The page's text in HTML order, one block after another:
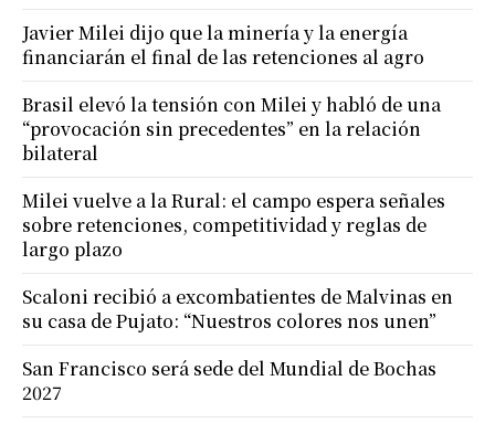
Javier Milei dijo que la minería y la energía
financiarán el final de las retenciones al agro
Brasil elevó la tensión con Milei y habló de una
“provocación sin precedentes” en la relación
bilateral
Milei vuelve a la Rural: el campo espera señales
sobre retenciones, competitividad y reglas de
largo plazo
Scaloni recibió a excombatientes de Malvinas en
su casa de Pujato: “Nuestros colores nos unen”
San Francisco será sede del Mundial de Bochas
2027